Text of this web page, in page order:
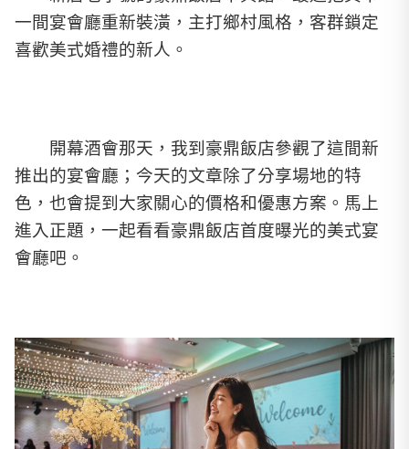
一間宴會廳重新裝潢，主打鄉村風格，客群鎖定
喜歡美式婚禮的新人。
開幕酒會那天，我到豪鼎飯店參觀了這間新
推出的宴會廳；今天的文章除了分享場地的特
色，也會提到大家關心的價格和優惠方案。馬上
進入正題，一起看看豪鼎飯店首度曝光的美式宴
會廳吧。